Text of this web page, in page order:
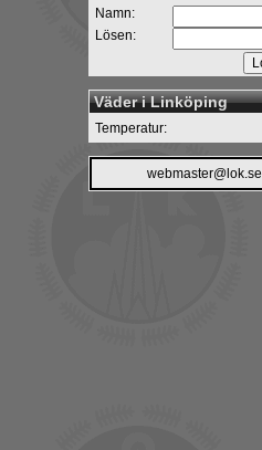
Namn:
Lösen:
Väder i Linköping
Temperatur:
webmaster@lok.se